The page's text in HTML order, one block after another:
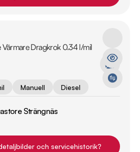
Värmare Dragkrok 0.34 l/mil
Manuell Diesel
Strängnäs
och servicehistorik?